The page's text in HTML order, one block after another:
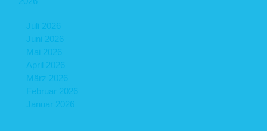
Juli 2026
Juni 2026
Mai 2026
April 2026
März 2026
Februar 2026
Januar 2026